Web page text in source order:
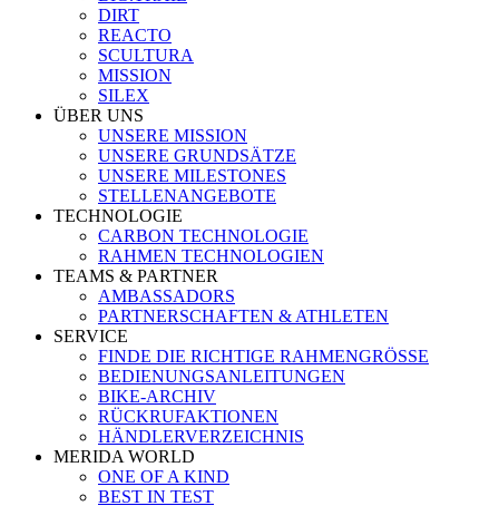
DIRT
REACTO
SCULTURA
MISSION
SILEX
ÜBER UNS
UNSERE MISSION
UNSERE GRUNDSÄTZE
UNSERE MILESTONES
STELLENANGEBOTE
TECHNOLOGIE
CARBON TECHNOLOGIE
RAHMEN TECHNOLOGIEN
TEAMS & PARTNER
AMBASSADORS
PARTNERSCHAFTEN & ATHLETEN
SERVICE
FINDE DIE RICHTIGE RAHMENGRÖSSE
BEDIENUNGSANLEITUNGEN
BIKE-ARCHIV
RÜCKRUFAKTIONEN
HÄNDLERVERZEICHNIS
MERIDA WORLD
ONE OF A KIND
BEST IN TEST